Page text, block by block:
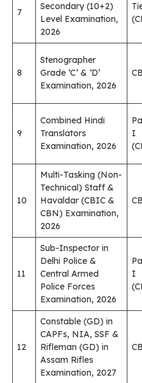
7
Secondary (10+2)
Level Examination,
2026
8
Stenographer
Grade ‘C’ & ‘D’
Examination, 2026
9
Combined Hindi
Translators
Examination, 2026
I
10
Multi-Tasking (Non-
Technical) Staff &
Havaldar (CBIC &
CBN) Examination,
2026
11
Sub-Inspector in
Delhi Police &
Central Armed
Police Forces
Examination, 2026
I
12
Constable (GD) in
CAPFs, NIA, SSF &
Rifleman (GD) in
Assam Rifles
Examination, 2027